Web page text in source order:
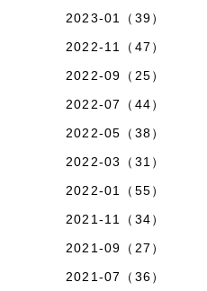
2023-01（39）
2022-11（47）
2022-09（25）
2022-07（44）
2022-05（38）
2022-03（31）
2022-01（55）
2021-11（34）
2021-09（27）
2021-07（36）